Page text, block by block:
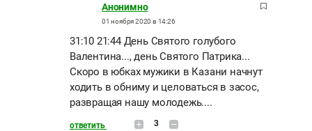
Анонимно
01 ноября 2020 в 14:26
31:10 21:44 День Святого голубого
Валентина..., день Святого Патрика...
Скоро в юбках мужики в Казани начнут
ходить в обниму и целоваться в засос,
развращая нашу молодежь....
ответить 3